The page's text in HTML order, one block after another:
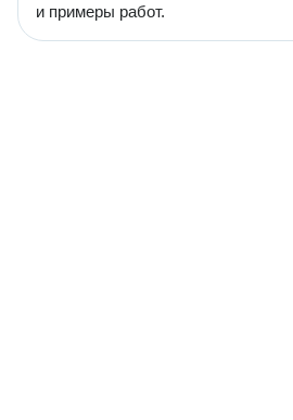
и примеры работ.